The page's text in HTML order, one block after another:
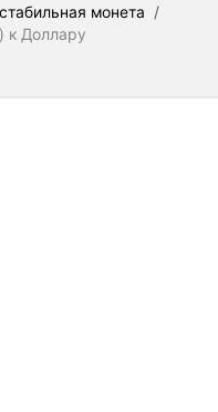
монета /
к Доллару